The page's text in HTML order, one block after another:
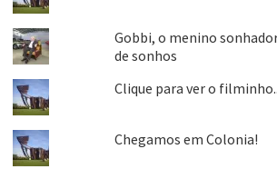
Gobbi, o menino
de sonhos
Clique para ver o
Chegamos em Colonia!